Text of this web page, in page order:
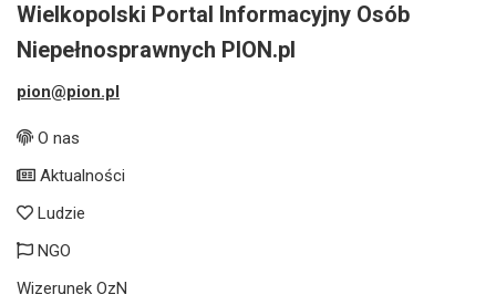
Wielkopolski Portal Informacyjny Osób
Niepełnosprawnych PION.pl
pion@pion.pl
O nas
Aktualności
Ludzie
NGO
Wizerunek OzN